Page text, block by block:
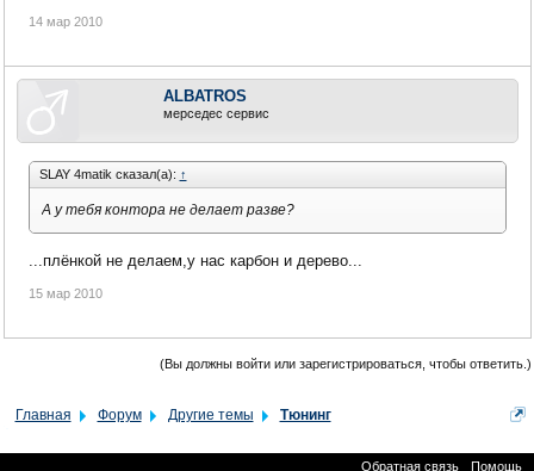
14 мар 2010
ALBATROS
мерседес сервис
SLAY 4matik сказал(а): ↑
А у тебя контора не делает разве?
...плёнкой не делаем,у нас карбон и дерево...
15 мар 2010
(Вы должны войти или зарегистрироваться, чтобы ответить.)
Главная Форум Другие темы Тюнинг
Обратная связь Помощь